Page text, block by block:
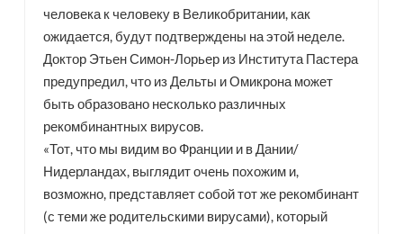
человека к человеку в Великобритании, как
ожидается, будут подтверждены на этой неделе.
Доктор Этьен Симон-Лорьер из Института Пастера
предупредил, что из Дельты и Омикрона может
быть образовано несколько различных
рекомбинантных вирусов.
«Тот, что мы видим во Франции и в Дании/
Нидерландах, выглядит очень похожим и,
возможно, представляет собой тот же рекомбинант
(с теми же родительскими вирусами), который